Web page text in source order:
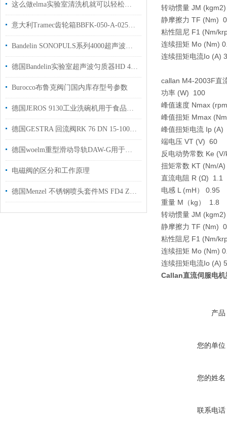
这么做elma实验室清洗机就可以轻松完成整个清洗
意大利Tramec齿轮箱BBFK-050-A-025用于汽车制造行业使用
Bandelin SONOPULS系列4000超声波均质机
德国Bandelin实验室超声波匀质器HD 4200 细胞，细菌，真菌或孢子的均质
Burocco布鲁克阀门国内库存型号参数
德国JEROS 9130工业洗碗机用于食品加工业和香精制造行业使用
德国GESTRA 回流阀RK 76 DN 15-100用于管道内流体回流原厂供货
德国woelm重型滑动导轨DAW-G用于建筑行业使用国内现货
电磁阀的区分和工作原理
德国Menzel 不锈钢喷头套件MS FD4 Z2和MS SD4现货模具行业使用
转动惯量 JM
静摩擦力 TF (Nm)
粘性阻尼 F1 (Nm/
连续扭矩 Mo (Nm)
连续扭矩电流Io (A)
callan M4-2003F直
功率 (W) 100
峰值速度 Nmax
峰值扭矩 Mmax
峰值扭矩电流 Ip (A)
端电压 VT (V) 60
反电动势常数 Ke
扭矩常数 KT (Nm/
直流电阻 R (Ω) 1.1
电感 L (mH） 0.95
重量 M（kg） 1.8
转动惯量 JM
静摩擦力 TF (Nm)
粘性阻尼 F1 (Nm/
连续扭矩 Mo (Nm)
连续扭矩电流Io (A)
Callan直流伺服电
产品
您的单位
您的姓名
联系电话